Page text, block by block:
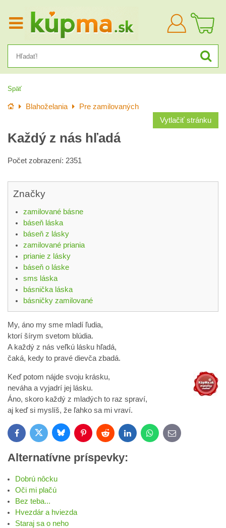
Prihlásiť
sa
Späť
Úvod Blahoželania
Pre zamilovaných
Vytlačiť stránku
Každý z nás hľadá
Počet zobrazení: 2351
Značky
zamilované básne
báseň láska
báseň z lásky
zamilované priania
prianie z lásky
báseň o láske
sms láska
básnička láska
básničky zamilované
My, áno my sme mladí ľudia,
ktorí šírym svetom blúdia.
A každý z nás veľkú lásku hľadá,
čaká, kedy to pravé dievča zbadá.
Keď potom nájde svoju krásku,
neváha a vyjadrí jej lásku.
Áno, skoro každý z mladých to raz spraví,
aj keď si myslíš, že ľahko sa mi vraví.
FacebookTwitter BlueskyPinterestReddit LinkedInWhatsApp
E-
mail
Alternatívne príspevky:
Dobrú nôcku
Oči mi plačú
Bez teba...
Hvezdár a hviezda
Staraj sa o neho